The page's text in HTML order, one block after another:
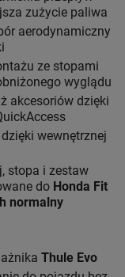
zużycie paliwa
aerodynamiczny
ze stopami
wyglądu
akcesoriów dzięki
wewnętrznej
stopa i zestaw
do Honda Fit
normalny
Thule Evo